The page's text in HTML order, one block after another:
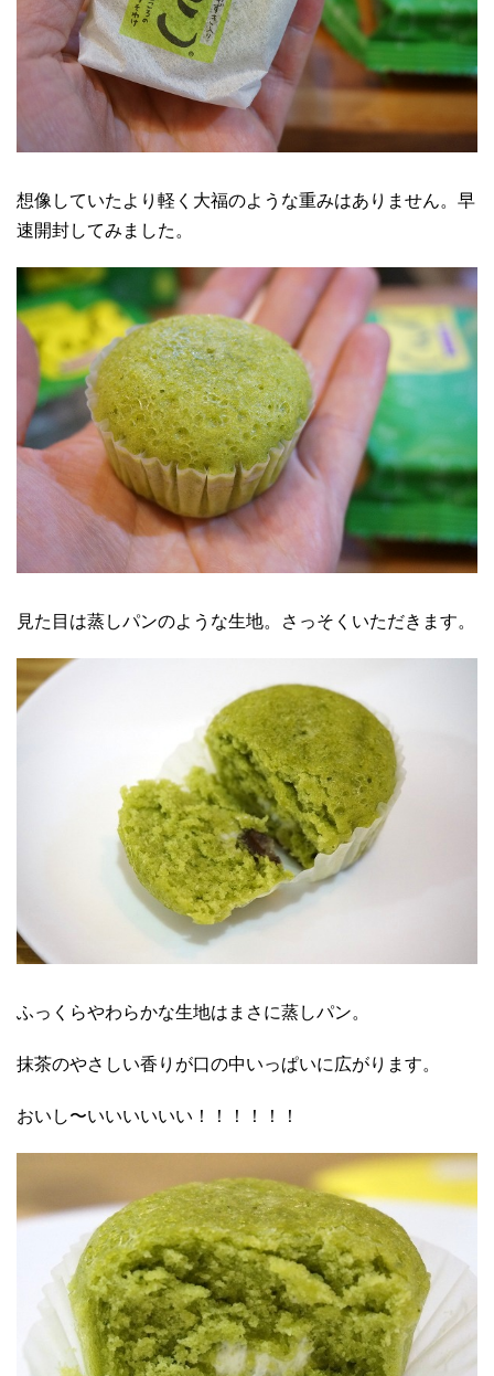
想像していたより軽く大福のような重みはありません。早
速開封してみました。
見た目は蒸しパンのような生地。さっそくいただきます。
ふっくらやわらかな生地はまさに蒸しパン。
抹茶のやさしい香りが口の中いっぱいに広がります。
おいし〜いいいいいい！！！！！！